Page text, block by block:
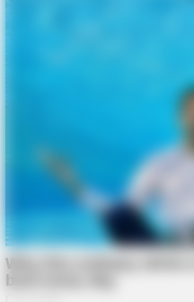
Suspicious Eagle Tries To